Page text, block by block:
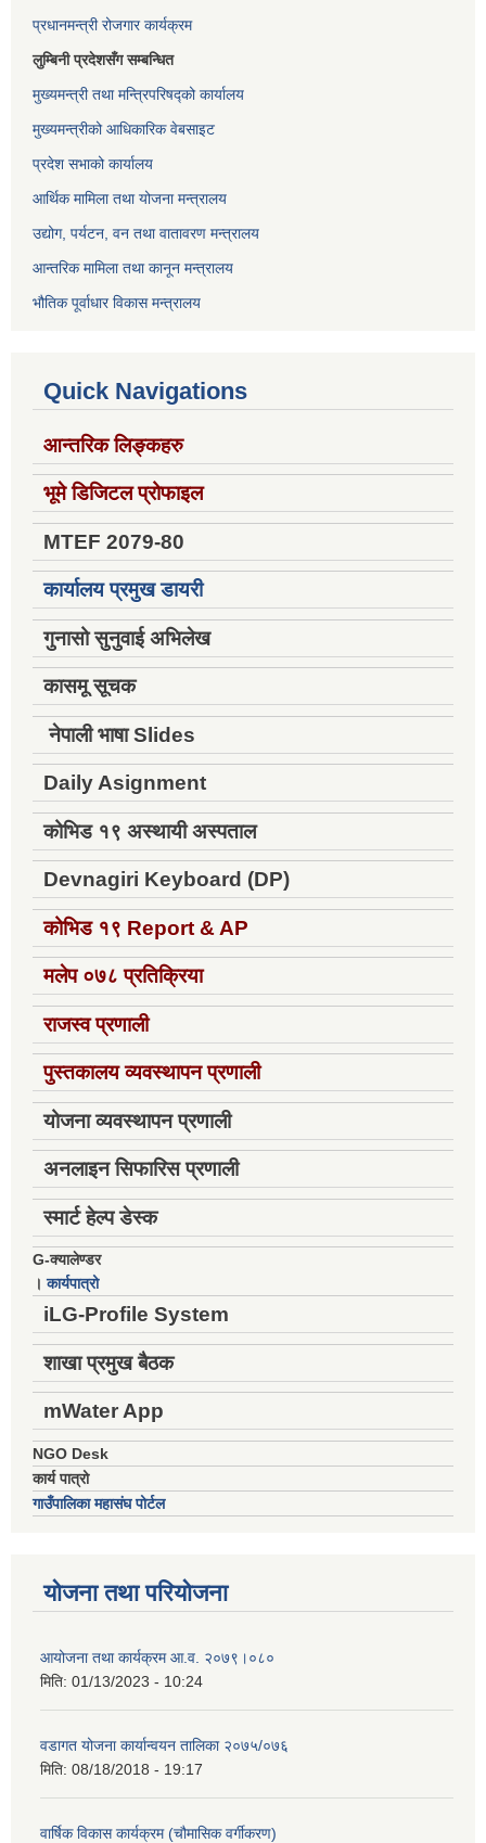
प्रधानमन्त्री रोजगार कार्यक्रम
लुम्बिनी प्रदेशसँग सम्बन्धित
मुख्यमन्त्री तथा मन्त्रिपरिषद्को कार्यालय
मुख्यमन्त्रीको आधिकारिक वेबसाइट
प्रदेश सभाको कार्यालय
आर्थिक मामिला तथा योजना मन्त्रालय
उद्योग, पर्यटन, वन तथा वातावरण मन्त्रालय
आन्तरिक मामिला तथा कानून मन्त्रालय
भौतिक पूर्वाधार विकास मन्त्रालय
Quick Navigations
आन्तरिक लिङ्कहरु
भूमे डिजिटल प्रोफाइल
MTEF 2079-80
कार्यालय प्रमुख डायरी
गुनासो सुनुवाई अभिलेख
कासमू सूचक
नेपाली भाषा Slides
Daily Asignment
कोभिड १९ अस्थायी अस्पताल
Devnagiri Keyboard (DP)
कोभिड १९ Report & AP
मलेप ०७८ प्रतिक्रिया
राजस्व प्रणाली
पुस्तकालय व्यवस्थापन प्रणाली
योजना व्यवस्थापन प्रणाली
अनलाइन सिफारिस प्रणाली
स्मार्ट हेल्प डेस्क
G-क्यालेण्डर
।कार्यपात्रो
iLG-Profile System
शाखा प्रमुख बैठक
mWater App
NGO Desk
कार्य पात्रो
गाउँपालिका महासंघ पोर्टल
योजना तथा परियोजना
आयोजना तथा कार्यक्रम आ.व. २०७९।०८०
मिति: 01/13/2023 - 10:24
वडागत योजना कार्यान्वयन तालिका २०७५/०७६
मिति: 08/18/2018 - 19:17
वार्षिक विकास कार्यक्रम (चौमासिक वर्गीकरण)